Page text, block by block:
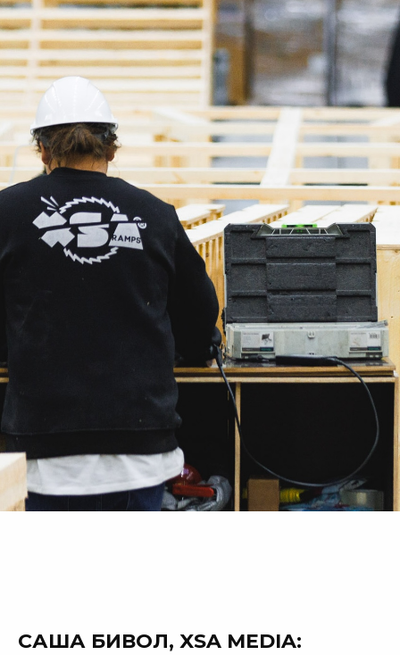
САША БИВОЛ, XSA MEDIA: